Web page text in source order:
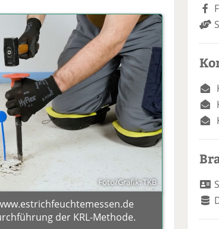
Foto/Grafik: TKB
der KRL-Methode.